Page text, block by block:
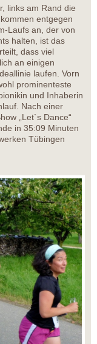
links am Rand die
entgegen
Laufs an, der von
halten, ist das
dass viel
an einigen
laufen. Vorn
prominenteste
und Inhaberin
Nach einer
„Let`s Dance“
in 35:09 Minuten
Tübingen